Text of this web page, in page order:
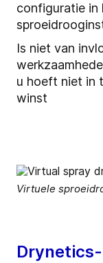
configuratie in
Is niet van
u hoeft niet in
winst
Virtuele